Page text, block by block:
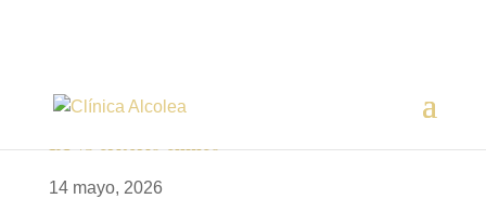
IA vs criterio clínico
14 mayo, 2026